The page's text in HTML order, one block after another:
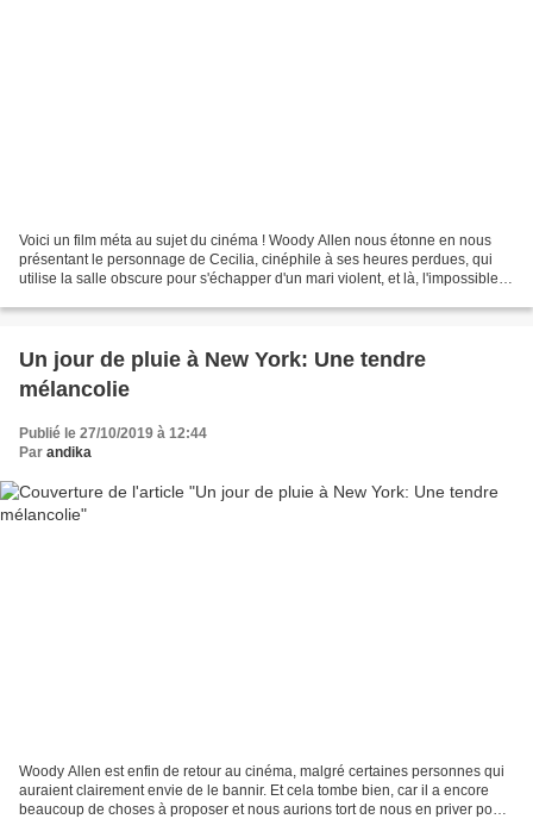
Voici un film méta au sujet du cinéma ! Woody Allen nous étonne en nous
présentant le personnage de Cecilia, cinéphile à ses heures perdues, qui
utilise la salle obscure pour s'échapper d'un mari violent, et là, l'impossible
Un jour de pluie à New York: Une tendre
mélancolie
Publié le 27/10/2019 à 12:44
Par andika
Woody Allen est enfin de retour au cinéma, malgré certaines personnes qui
auraient clairement envie de le bannir. Et cela tombe bien, car il a encore
beaucoup de choses à proposer et nous aurions tort de nous en priver pour